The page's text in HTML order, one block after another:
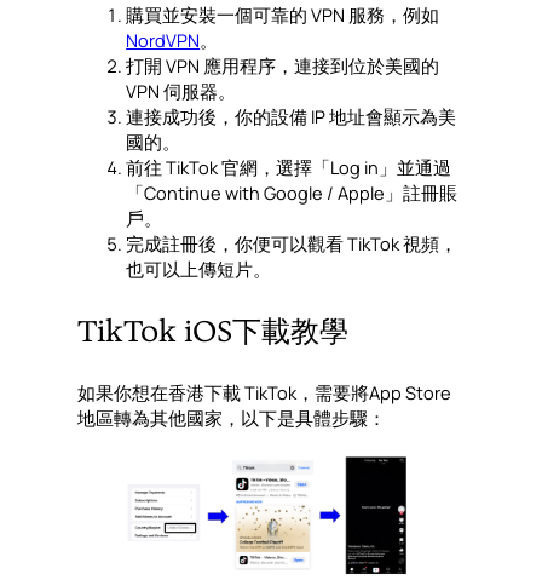
購買並安裝一個可靠的 VPN 服務，例如
NordVPN。
打開 VPN 應用程序，連接到位於美國的
VPN 伺服器。
連接成功後，你的設備 IP 地址會顯示為美
國的。
前往 TikTok 官網，選擇「Log in」並通過
「Continue with Google / Apple」註冊賬
戶。
完成註冊後，你便可以觀看 TikTok 視頻，
也可以上傳短片。
TikTok iOS下載教學
如果你想在香港下載 TikTok，需要將App Store
地區轉為其他國家，以下是具體步驟：